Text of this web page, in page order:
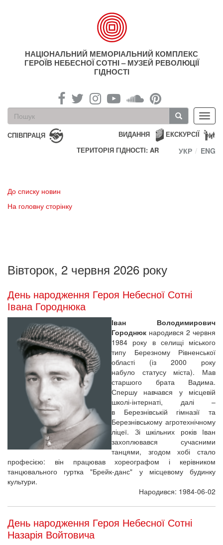
НАЦІОНАЛЬНИЙ МЕМОРІАЛЬНИЙ КОМПЛЕКС
ГЕРОЇВ НЕБЕСНОЇ СОТНІ – МУЗЕЙ РЕВОЛЮЦІЇ
ГІДНОСТІ
Пошукова
форма
Пошук
СПІВПРАЦЯ ЕКСКУРСІЇ
ВИДАННЯ
ТЕРИТОРІЯ ГІДНОСТІ: AR
УКР ENG
До списку новин
На головну сторінку
Вівторок, 2 червня 2026 року
День народження Героя Небесної Сотні
Івана Городнюка
Іван Володимирович
Городнюк народився 2 червня
1984 року в селищі міського
типу Березному Рівненської
області (із 2000 року
набуло статусу міста). Мав
старшого брата Вадима.
Спершу навчався у місцевій
школі-інтернаті, далі –
в Березнівській гімназії та
Березнівському агротехнічному
ліцеї. Зі шкільних років Іван
захоплювався сучасними
танцями, згодом хобі стало
професією: він працював хореографом і керівником
танцювального гуртка "Брейк-данс" у місцевому будинку
культури.
Народився: 1984-06-02
День народження Героя Небесної Сотні
Назарія Войтовича